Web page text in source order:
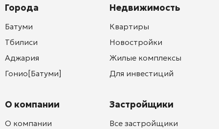
Города
Батуми
Тбилиси
Аджария
Гонио[Батуми]
О компании
О компании
Недвижимость
Квартиры
Новостройки
Жилые комплексы
Для инвестиций
Застройщики
Все застройщики